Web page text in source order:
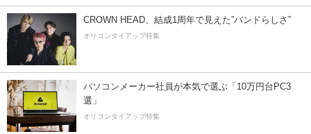
CROWN HEAD、結成1周年で見えた”バンドらしさ”
オリコンタイアップ特集
パソコンメーカー社員が本気で選ぶ「10万円台PC3
選」
オリコンタイアップ特集